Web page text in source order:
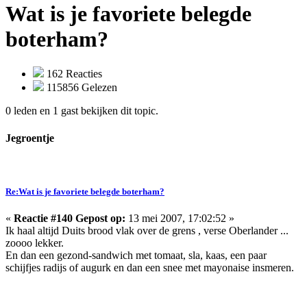
Wat is je favoriete belegde
boterham?
162 Reacties
115856 Gelezen
0 leden en 1 gast bekijken dit topic.
Jegroentje
Re:Wat is je favoriete belegde boterham?
« Reactie #140 Gepost op: 13 mei 2007, 17:02:52 »
Ik haal altijd Duits brood vlak over de grens , verse Oberlander ...
zoooo lekker.
En dan een gezond-sandwich met tomaat, sla, kaas, een paar
schijfjes radijs of augurk en dan een snee met mayonaise insmeren.